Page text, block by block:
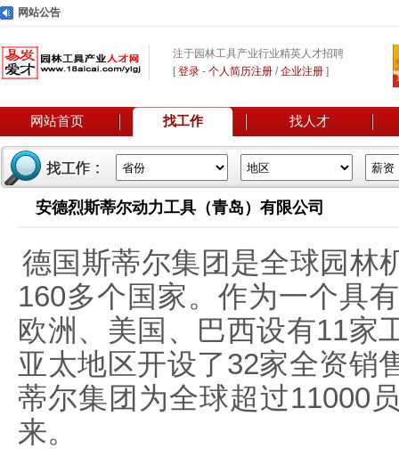
网站公告
注于园林工具产业行业精英人才招聘
[登录 - 个人简历注册 /企业注册 ]
网站首页 找工作 找人才
安德烈斯蒂尔动力工具（青岛）有限公司
德国斯蒂尔集团是全球园林
160多个国家。作为一个具
欧洲、美国、巴西设有11家
亚太地区开设了32家全资销
蒂尔集团为全球超过11000
来。